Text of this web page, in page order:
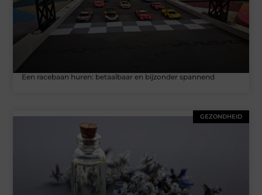
Een racebaan huren: betaalbaar en bijzonder spannend
GEZONDHEID